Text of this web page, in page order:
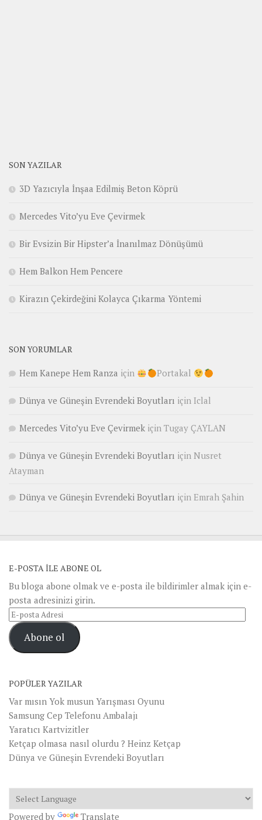
SON YAZILAR
3D Yazıcıyla İnşaa Edilmiş Beton Köprü
Mercedes Vito’yu Eve Çevirmek
Bir Evsizin Bir Hipster’a İnanılmaz Dönüşümü
Hem Balkon Hem Pencere
Kirazın Çekirdeğini Kolayca Çıkarma Yöntemi
SON YORUMLAR
Hem Kanepe Hem Ranza için Portakal
Dünya ve Güneşin Evrendeki Boyutları için Iclal
Mercedes Vito’yu Eve Çevirmek için Tugay ÇAYLAN
Dünya ve Güneşin Evrendeki Boyutları için Nusret
Atayman
Dünya ve Güneşin Evrendeki Boyutları için Emrah Şahin
E-POSTA ILE ABONE OL
Bu bloga abone olmak ve e-posta ile bildirimler almak için e-
posta adresinizi girin.
E-
posta
AdresiAbone ol
POPÜLER YAZILAR
Var mısın Yok musun Yarışması Oyunu
Samsung Cep Telefonu Ambalajı
Yaratıcı Kartvizitler
Ketçap olmasa nasıl olurdu ? Heinz Ketçap
Dünya ve Güneşin Evrendeki Boyutları
Powered by Translate